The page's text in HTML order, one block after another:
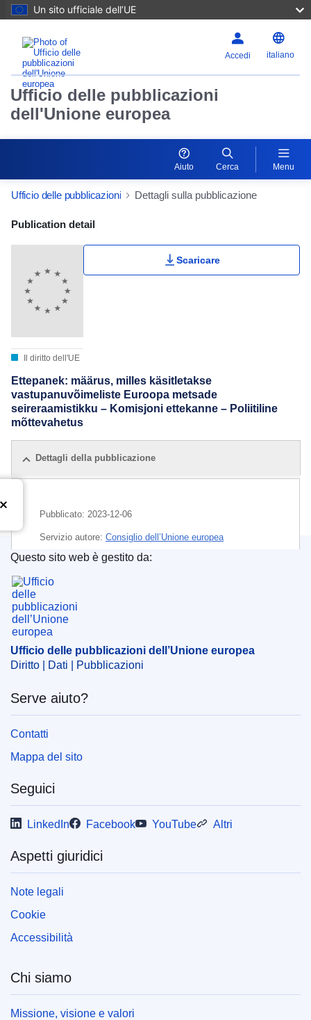
Un sito ufficiale dell’UE
Accedi italiano
Ufficio delle pubblicazioni
dell'Unione europea
Aiuto Cerca Menu
Ufficio delle pubblicazioni Dettagli sulla pubblicazione
Publication Detail Actions Portlet
Publication detail
Il diritto dell'UE
Scaricare
Ettepanek: määrus, milles käsitletakse
vastupanuvõimeliste Euroopa metsade
seireraamistikku – Komisjoni ettekanne – Poliitiline
mõttevahetus
Dettagli della pubblicazione
Pubblicato: 2023-12-06
Servizio autore: Consiglio dell’Unione europea
IMMC : ST 16206 2023 INIT
Ufficio delle pubblicazioni dell’Unione europea
Questo sito web è gestito da:
Ufficio delle pubblicazioni dell’Unione europea
Diritto | Dati | Pubblicazioni
Serve aiuto?
Contatti
Mappa del sito
Seguici
LinkedIn Facebook YouTube Altri
Aspetti giuridici
Note legali
Cookie
Accessibilità
Chi siamo
Missione, visione e valori